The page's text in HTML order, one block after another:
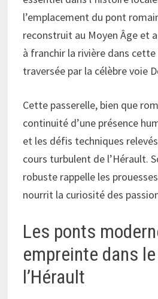
l’emplacement du pont
reconstruit au Moyen Âge et a
à franchir la rivière dans
traversée par la célèbre voie
Cette passerelle, bien que
continuité d’une présence
et les défis techniques
cours turbulent de l’Hérault.
robuste rappelle les
nourrit la curiosité des
Les ponts
empreinte dans
l’Hérault